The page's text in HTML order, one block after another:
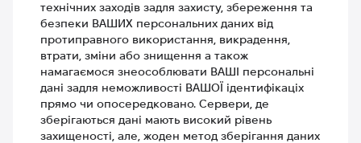
технічних заходів задля захисту, збереження та
безпеки ВАШИХ персональних даних від
протиправного використання, викрадення,
втрати, зміни або знищення а також
намагаємося знеособлювати ВАШІ персональні
дані задля неможливості ВАШОЇ ідентифікаціх
прямо чи опосередковано. Сервери, де
зберігаються дані мають високий рівень
захищеності, але, жоден метод зберігання даних